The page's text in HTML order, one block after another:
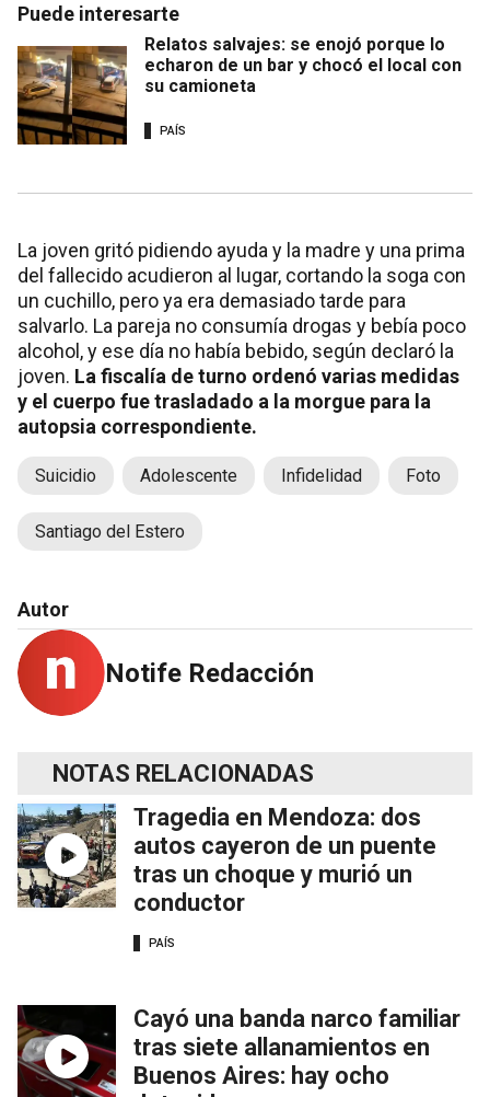
Puede interesarte
Relatos salvajes: se enojó porque lo
echaron de un bar y chocó el local con
su camioneta
PAÍS
La joven gritó pidiendo ayuda y la madre y una prima
del fallecido acudieron al lugar, cortando la soga con
un cuchillo, pero ya era demasiado tarde para
salvarlo. La pareja no consumía drogas y bebía poco
alcohol, y ese día no había bebido, según declaró la
joven. La fiscalía de turno ordenó varias medidas
y el cuerpo fue trasladado a la morgue para la
autopsia correspondiente.
Suicidio Adolescente Infidelidad Foto
Santiago del Estero
Autor
Notife Redacción
NOTAS RELACIONADAS
Tragedia en Mendoza: dos
autos cayeron de un puente
tras un choque y murió un
conductor
PAÍS
Cayó una banda narco familiar
tras siete allanamientos en
Buenos Aires: hay ocho